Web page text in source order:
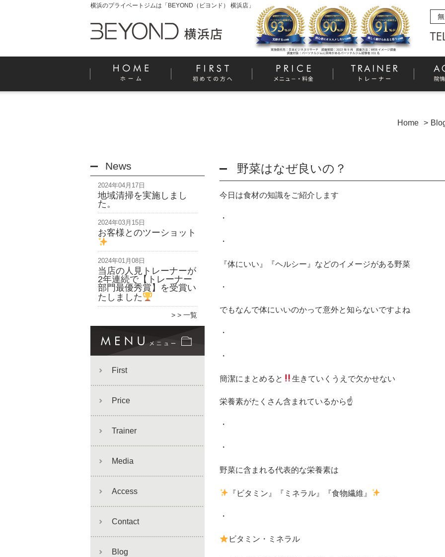
横浜のプライベートジムは「BEYOND（ビヨンド） 横浜店」
Home
News
2024年04月17日
地域清掃を実施しまし
た。
2024年03月15日
お客様とのツーショット
2024年01月08日
当店の人見トレーナーが
2年連続で【トレーナー
部門最優秀賞】を受賞い
たしました
> 一覧
First
Price
Trainer
Media
Access
Contact
Blog
野菜はなぜ良いの？
今日は食材の知識をご紹介します
・
・
『体にいい』『ヘルシー』などのイメージがある野菜
・
でもなんで体にいいのかって意外と知らないですよね
・
・
簡潔にまとめると 生きていくうえで欠かせない
栄養素がたくさん含まれているから☝
・
・
野菜に含まれる代表的な栄養素は
『ビタミン』『ミネラル』『食物繊維』
・
ビタミン・ミネラル